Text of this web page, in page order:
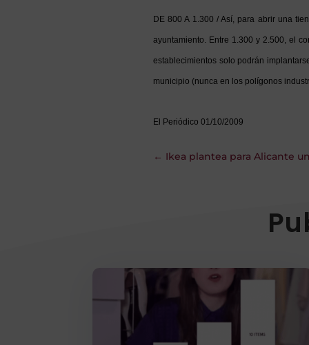
DE 800 A 1.300 / Así, para abrir una
ayuntamiento. Entre 1.300 y 2.500, el
establecimientos solo podrán
municipio (nunca en los polígonos
El Periódico 01/10/2009
← Ikea plantea para Alicante